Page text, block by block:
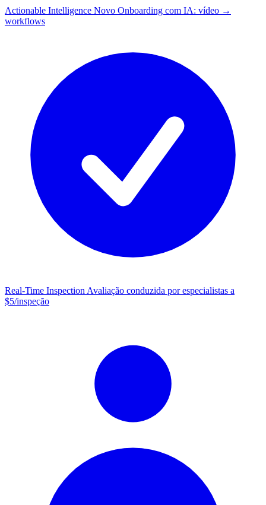
Actionable Intelligence Novo Onboarding com IA: vídeo →
workflows
Real-Time Inspection Avaliação conduzida por especialistas a
$5/inspeção